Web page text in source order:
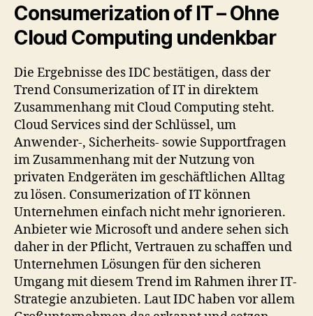
Consumerization of IT – Ohne
Cloud Computing undenkbar
Die Ergebnisse des IDC bestätigen, dass der
Trend Consumerization of IT in direktem
Zusammenhang mit Cloud Computing steht.
Cloud Services sind der Schlüssel, um
Anwender-, Sicherheits- sowie Supportfragen
im Zusammenhang mit der Nutzung von
privaten Endgeräten im geschäftlichen Alltag
zu lösen. Consumerization of IT können
Unternehmen einfach nicht mehr ignorieren.
Anbieter wie Microsoft und andere sehen sich
daher in der Pflicht, Vertrauen zu schaffen und
Unternehmen Lösungen für den sicheren
Umgang mit diesem Trend im Rahmen ihrer IT-
Strategie anzubieten. Laut IDC haben vor allem